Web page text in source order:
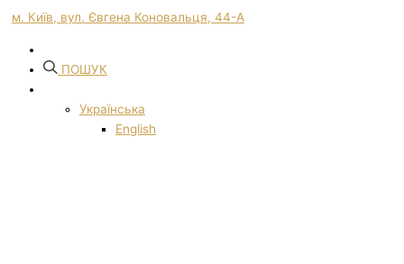
м. Київ, вул. Євгена Коновальця, 44-А
ПОШУК
Українська
English